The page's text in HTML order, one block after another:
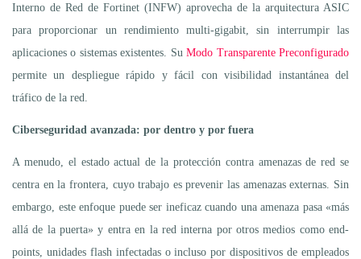
Interno de Red de Fortinet (INFW) aprovecha de la arquitectura ASIC
para proporcionar un rendimiento multi-gigabit, sin interrumpir las
aplicaciones o sistemas existentes. SuModo Transparente Preconfigurado
permite un despliegue rápido y fácil con visibilidad instantánea del
tráfico de la red.
Ciberseguridad avanzada: por dentro y por fuera
A menudo, el estado actual de la protección contra amenazas de red se
centra en la frontera, cuyo trabajo es prevenir las amenazas externas. Sin
embargo, este enfoque puede ser ineficaz cuando una amenaza pasa «más
allá de la puerta» y entra en la red interna por otros medios como end-
points, unidades flash infectadas o incluso por dispositivos de empleados